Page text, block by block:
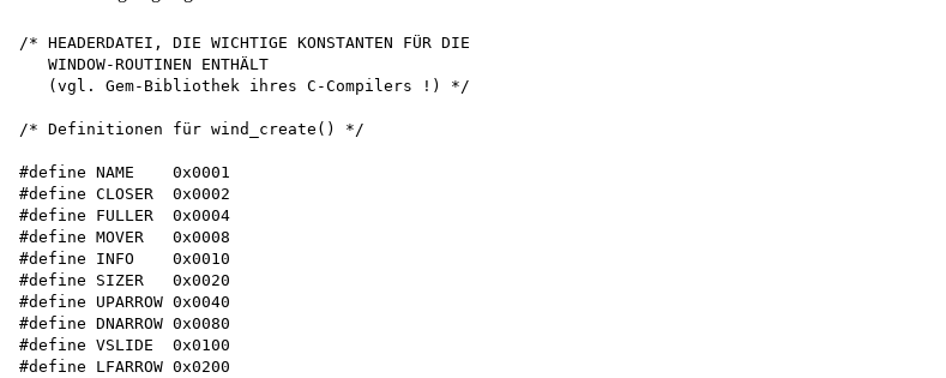
/* HEADERDATEI, DIE WICHTIGE KONSTANTEN FÜR DIE
   WINDOW-ROUTINEN ENTHÄLT
   (vgl. Gem-Bibliothek ihres C-Compilers !) */
/* Definitionen für wind_create() */
#define NAME    0x0001
#define CLOSER  0x0002
#define FULLER  0x0004
#define MOVER   0x0008
#define INFO    0x0010
#define SIZER   0x0020
#define UPARROW 0x0040
#define DNARROW 0x0080
#define VSLIDE  0x0100
#define LFARROW 0x0200